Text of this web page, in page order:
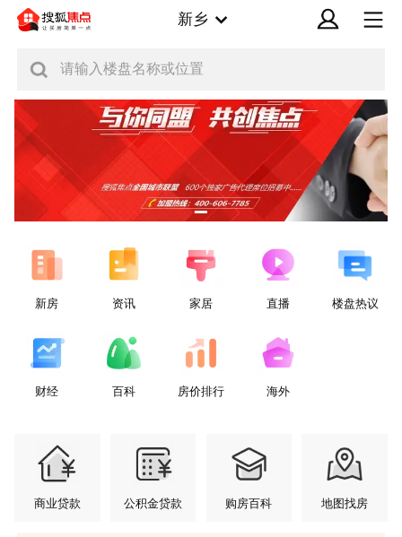
新乡
请输入楼盘名称或位置
新房 资讯 家居 直播 楼盘热议
财经 百科 房价排行 海外
商业贷款 公积金贷款 购房百科 地图找房